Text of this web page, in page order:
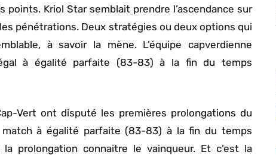
Kriol Star semblait prendre l’ascendance sur
pénétrations. Deux stratégies ou deux options qui
à savoir la mène. L’équipe capverdienne
à égalité parfaite (83-83) à la fin du temps
Vert ont disputé les premières prolongations du
à égalité parfaite (83-83) à la fin du temps
prolongation connaitre le vainqueur. Et c’est la